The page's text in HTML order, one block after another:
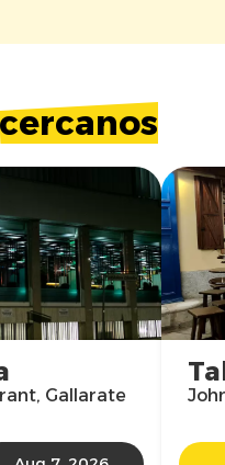
cercanos
Gallarate